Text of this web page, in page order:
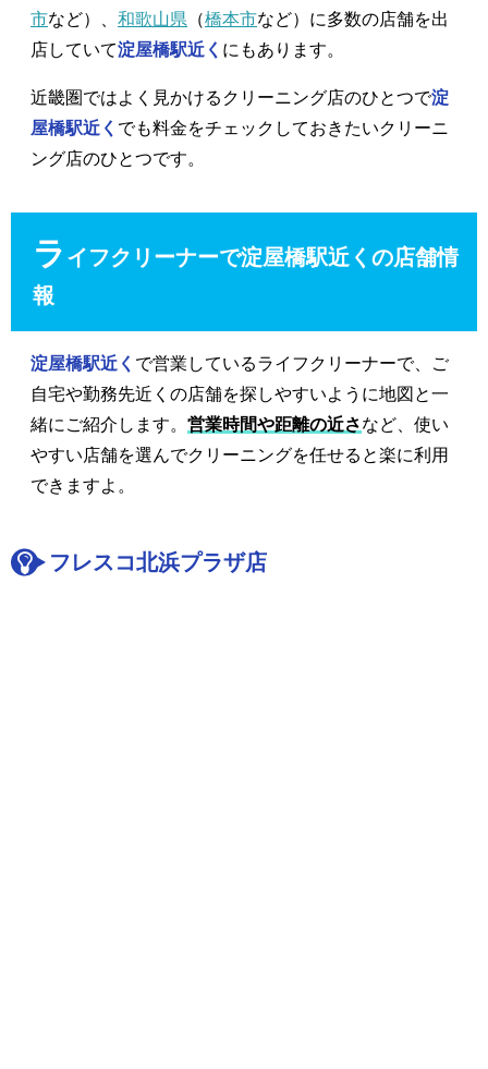
市など）、 和歌山県 （橋本市など）に多数の店舗を出
店していて淀屋橋駅近く にもあります。
近畿圏ではよく見かけるクリーニング店のひとつで淀
屋橋駅近く でも料金をチェックしておきたいクリーニ
ング店のひとつです。
ラ イフクリーナーで淀屋橋駅近くの店舗情
報
淀屋橋駅近く で営業しているライフクリーナーで、ご
自宅や勤務先近くの店舗を探しやすいように地図と一
緒にご紹介します。 営業時間や距離の近さなど、使い
やすい店舗を選んでクリーニングを任せると楽に利用
できますよ。
フレスコ北浜プラザ店